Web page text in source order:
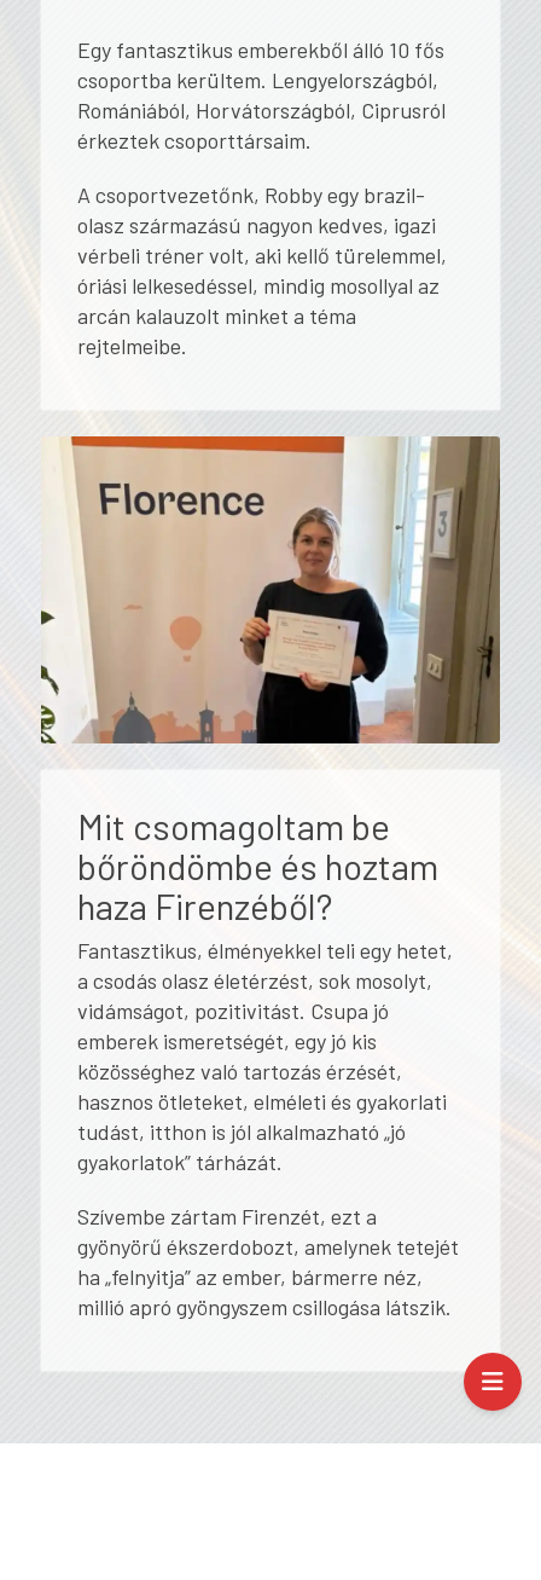
Egy fantasztikus emberekből álló 10 fős
csoportba kerültem. Lengyelországból,
Romániából, Horvátországból, Ciprusról
érkeztek csoporttársaim.
A csoportvezetőnk, Robby egy brazil-
olasz származású nagyon kedves, igazi
vérbeli tréner volt, aki kellő türelemmel,
óriási lelkesedéssel, mindig mosollyal az
arcán kalauzolt minket a téma
rejtelmeibe.
Mit csomagoltam be
bőröndömbe és hoztam
haza Firenzéből?
Fantasztikus, élményekkel teli egy hetet,
a csodás olasz életérzést, sok mosolyt,
vidámságot, pozitivitást. Csupa jó
emberek ismeretségét, egy jó kis
közösséghez való tartozás érzését,
hasznos ötleteket, elméleti és gyakorlati
tudást, itthon is jól alkalmazható „jó
gyakorlatok” tárházát.
Szívembe zártam Firenzét, ezt a
gyönyörű ékszerdobozt, amelynek tetejét
ha „felnyitja” az ember, bármerre néz,
millió apró gyöngyszem csillogása látszik.